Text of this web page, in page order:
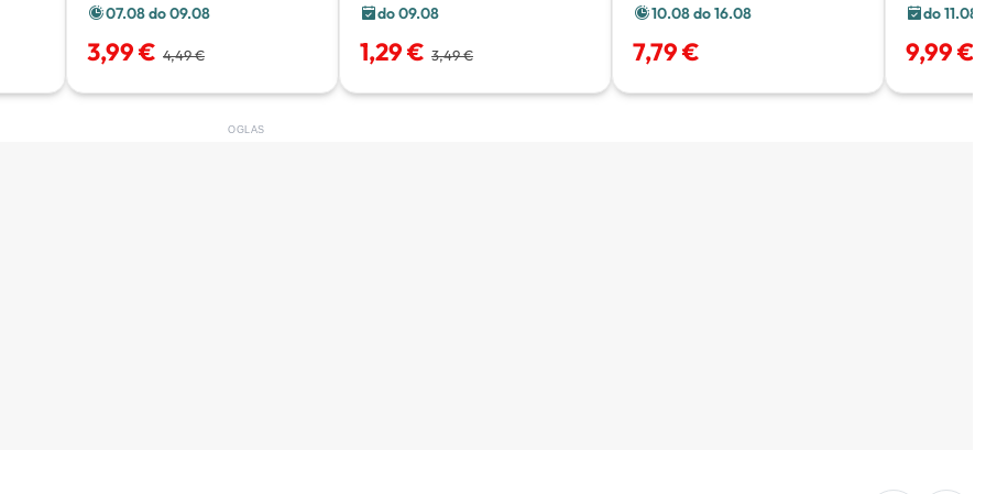
07.08 do 09.08
3,99 € 4,49 €
do 09.08
1,29 € 3,49 €
10.08 do 16.08
7,79 €
do 11.08
9,99 €
OGLAS